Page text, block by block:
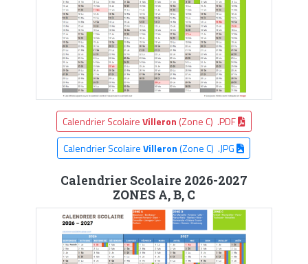
Calendrier ScolaireVilleron (Zone C) .PDF
Calendrier ScolaireVilleron(Zone C) .JPG
Calendrier Scolaire 2026-2027
ZONES A, B, C